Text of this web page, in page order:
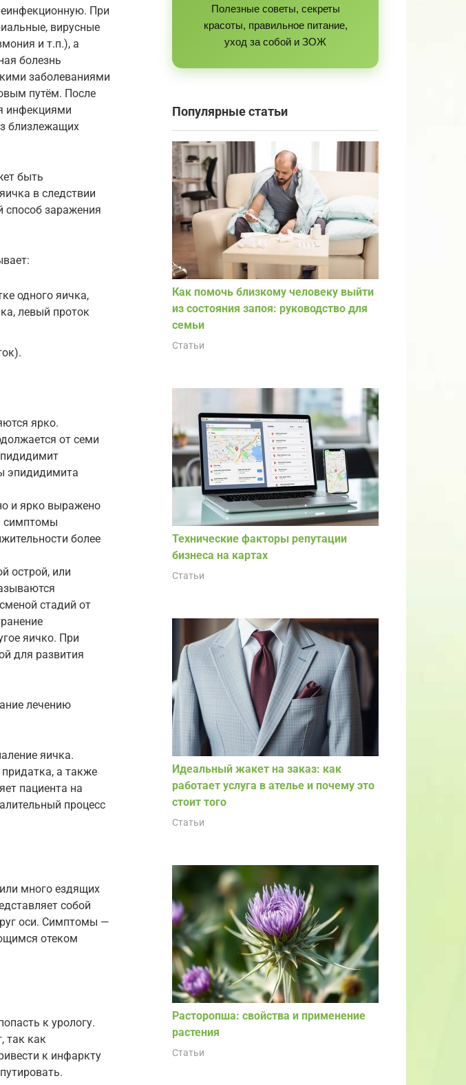
При
вирусные
и т.п.), а
болезнь
заболеваниями
путём. После
инфекциями
близлежащих
быть
в следствии
способ заражения
одного яичка,
левый проток
ярко.
от семи
эпидидимита
и ярко выражено
симптомы
более
острой, или
стадий от
яичко. При
для развития
лечению
яичка.
а также
пациента на
процесс
много ездящих
собой
оси. Симптомы —
отеком
к урологу.
так как
к инфаркту
Полезные советы, секреты
красоты, правильное питание,
уход за собой и ЗОЖ
Популярные статьи
Как помочь близкому человеку выйти
из состояния запоя: руководство для
семьи
Статьи
Технические факторы репутации
бизнеса на картах
Статьи
Идеальный жакет на заказ: как
работает услуга в ателье и почему это
стоит того
Статьи
Расторопша: свойства и применение
растения
Статьи